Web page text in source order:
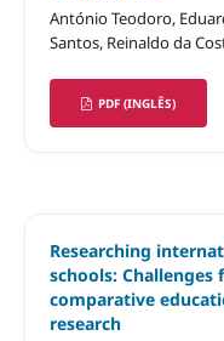
António Teodoro,
Santos, Reinaldo da
PDF (INGLÊS)
Researching
schools: Challenges
comparative
research